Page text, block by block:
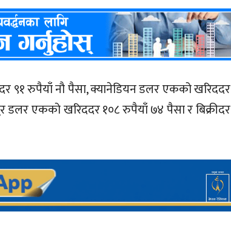
९१ रुपैयाँ नौ पैसा, क्यानेडियन डलर एकको खरिददर
डलर एकको खरिददर १०८ रुपैयाँ ७४ पैसा र बिक्रीदर